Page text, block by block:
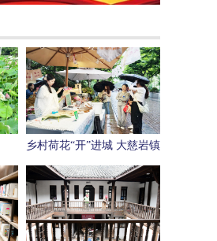
乡村荷花“开”进城 大慈岩镇
探索“双向奔赴”共富新路径